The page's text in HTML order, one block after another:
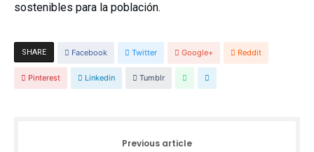
sostenibles para la población.
SHARE Facebook Twitter Google+ Reddit
Pinterest Linkedin Tumblr
Previous article